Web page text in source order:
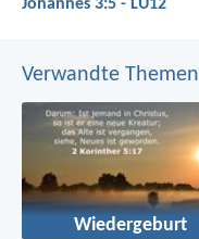
Johannes 3:5 - LU12
Verwandte Themen
Wiedergeburt